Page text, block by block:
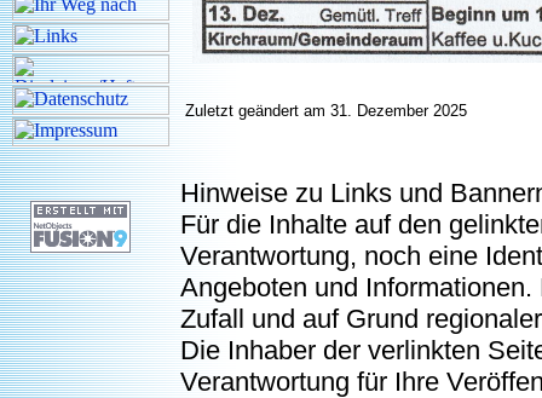
Zuletzt geändert am 31. Dezember 2025
Hinweise zu Links und
Für die Inhalte auf den
Verantwortung, noch eine
Angeboten und
Zufall und auf Grund
Die Inhaber der verlinkten
Verantwortung für Ihre